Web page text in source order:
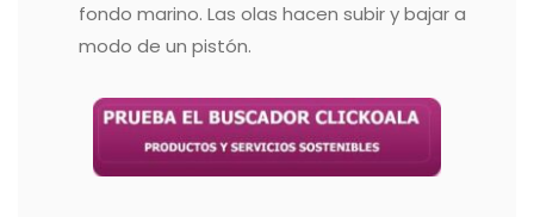
fondo marino. Las olas hacen subir y bajar a
modo de un pistón.